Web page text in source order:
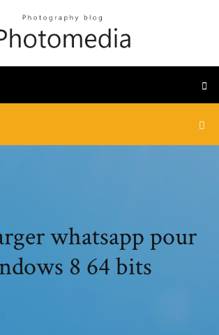
whatsapp pour
8 64 bits